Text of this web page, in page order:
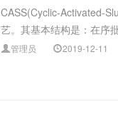
CASS(Cyclic-Activated-
艺。其基本结构是：在序
管理员 2019-12-11